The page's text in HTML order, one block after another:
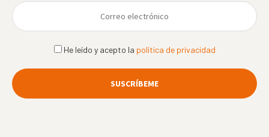
He leído y acepto la política de privacidad